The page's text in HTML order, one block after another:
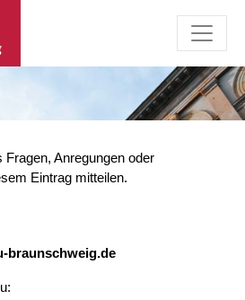
Fragen, Anregungen oder
Eintrag mitteilen.
braunschweig.de